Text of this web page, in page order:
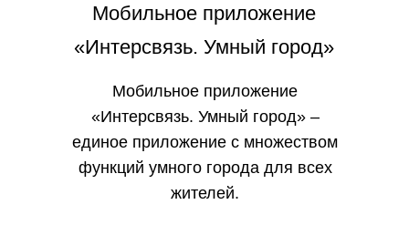
Мобильное приложение
«Интерсвязь. Умный город»
Мобильное приложение
«Интерсвязь. Умный город» –
единое приложение с множеством
функций умного города для всех
жителей.